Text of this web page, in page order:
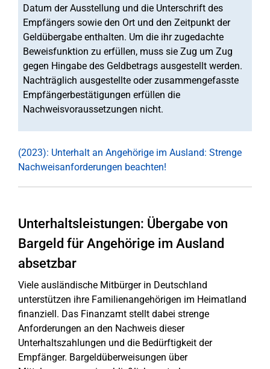
Datum der Ausstellung und die Unterschrift des
Empfängers sowie den Ort und den Zeitpunkt der
Geldübergabe enthalten. Um die ihr zugedachte
Beweisfunktion zu erfüllen, muss sie Zug um Zug
gegen Hingabe des Geldbetrags ausgestellt werden.
Nachträglich ausgestellte oder zusammengefasste
Empfängerbestätigungen erfüllen die
Nachweisvoraussetzungen nicht.
(2023): Unterhalt an Angehörige im Ausland: Strenge
Nachweisanforderungen beachten!
Unterhaltsleistungen: Übergabe von
Bargeld für Angehörige im Ausland
absetzbar
Viele ausländische Mitbürger in Deutschland
unterstützen ihre Familienangehörigen im Heimatland
finanziell. Das Finanzamt stellt dabei strenge
Anforderungen an den Nachweis dieser
Unterhaltszahlungen und die Bedürftigkeit der
Empfänger. Bargeldüberweisungen über